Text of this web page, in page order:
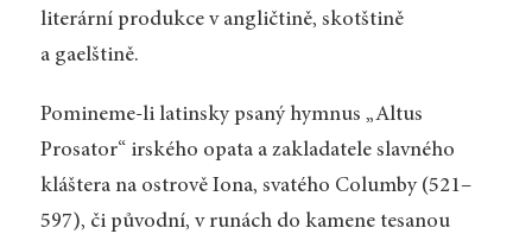
literární produkce v angličtině, skotštině
a gaelštině.
Pomineme-li latinsky psaný hymnus „Altus
Prosator“ irského opata a zakladatele slavného
kláštera na ostrově Iona, svatého Columby (521–
597), či původní, v runách do kamene tesanou